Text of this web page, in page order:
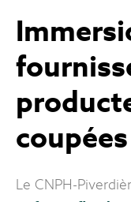
coupées
Le CNPH-